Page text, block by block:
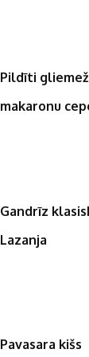
Pildīti
makaronu
Gandrīz
Lazanja
Pavasara kišs